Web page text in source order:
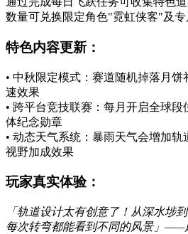
数量可兑换限定角色"霓虹侠客"及
特色内容更新：
• 中秋限定模式：赛道随机掉落月
速效果
• 跨平台竞技联赛：每月开启全球段
体纪念勋章
• 动态天气系统：暴雨天气会增加
视野加成效果
玩家真实体验：
「轨道设计太有创意了！从深水埗
每次转弯都能看到不同的风景」——